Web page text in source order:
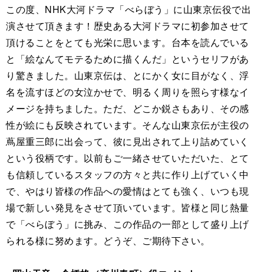
この度、NHK大河ドラマ「べらぼう」に山東京伝役で出
演させて頂きます！歴史ある大河ドラマに初参加させて
頂けることをとても光栄に思います。台本を読んでいる
と「絵なんてモテるために描くんだ」というセリフがあ
り驚きました。山東京伝は、とにかく女に目がなく、浮
名を流すほどの女泣かせで、明るく周りを照らす様なイ
メージを持ちました。ただ、どこか鋭さもあり、その感
性が絵にも反映されています。そんな山東京伝が主役の
蔦屋重三郎に出会って、彼に見出されて上り詰めていく
という役柄です。以前もご一緒させていただいた、とて
も信頼しているスタッフの方々と共に作り上げていく中
で、やはり皆様の作品への愛情はとても強く、いつも現
場で新しい発見をさせて頂いています。皆様と同じ熱量
で「べらぼう」に挑み、この作品の一部として盛り上げ
られる様に努めます。どうぞ、ご期待下さい。